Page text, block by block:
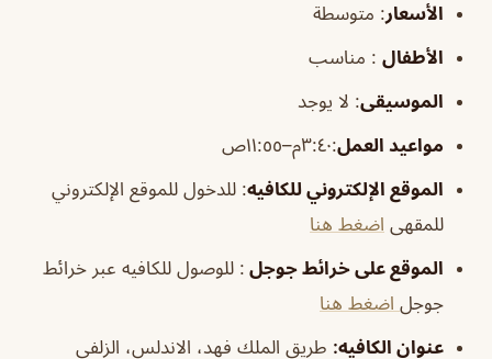
الأسعار: متوسطة
الأطفال : مناسب
الموسيقى: لا يوجد
مواعيد العمل:٣:٤٠م–١١:٥٥ص
الموقع الإلكتروني للكافيه: للدخول للموقع الإلكتروني
للمقهى اضغط هنا
الموقع على خرائط جوجل : للوصول للكافيه عبر خرائط
جوجل اضغط هنا
عنوان الكافيه: طريق الملك فهد، الاندلس، الزلفي